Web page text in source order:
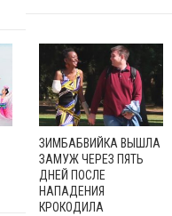
ЗИМБАБВИЙКА ВЫШЛА
ЗАМУЖ ЧЕРЕЗ ПЯТЬ
ДНЕЙ ПОСЛЕ
НАПАДЕНИЯ
КРОКОДИЛА